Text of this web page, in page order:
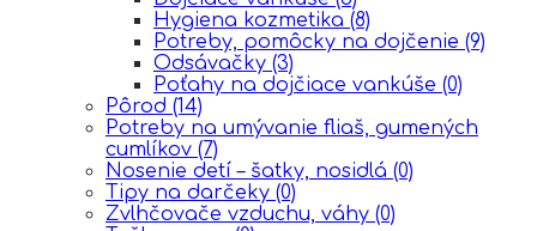
Hygiena kozmetika (8)
Potreby, pomôcky na dojčenie (9)
Odsávačky (3)
Poťahy na dojčiace vankúše (0)
Pôrod (14)
Potreby na umývanie fliaš, gumených
cumlíkov (7)
Nosenie detí – šatky, nosidlá (0)
Tipy na darčeky (0)
Zvlhčovače vzduchu, váhy (0)